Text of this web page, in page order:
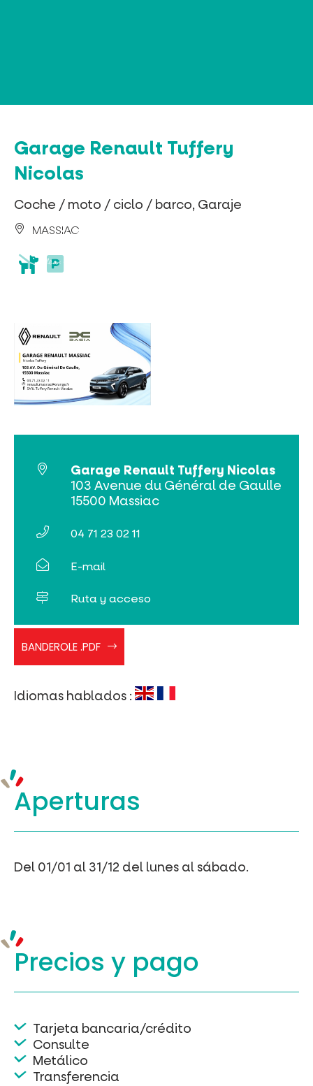
NO SE LO PIERDA
LA PLENA NATURALEZA
AGENDA
Garage Renault Tuffery
Nicolas
Coche / moto / ciclo / barco, Garaje
MASSIAC
animaux
acceptés
Idiomas hablados :
Aperturas
Del 01/01 al 31/12 del lunes al sábado.
Precios y pago
Tarjeta bancaria/crédito
Consulte
Metálico
Transferencia
Garage Renault Tuffery Nicolas
103 Avenue du Général de Gaulle
15500 Massiac
04 71 23 02 11
E-mail
Ruta y acceso
BANDEROLE .PDF
DERNIEÌRE
VERSION